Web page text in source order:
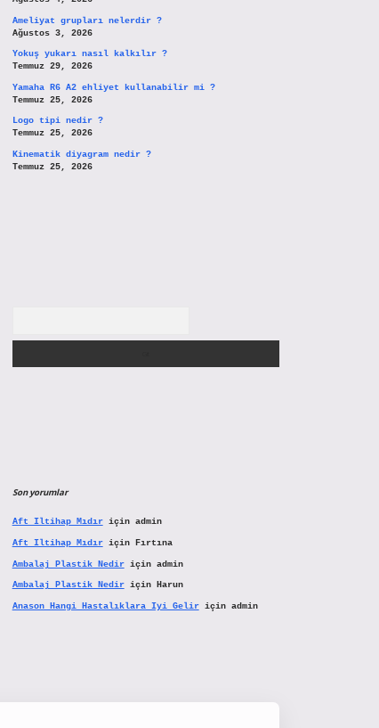
Ameliyat grupları nelerdir ?
Ağustos 3, 2026
Yokuş yukarı nasıl kalkılır ?
Temmuz 29, 2026
Yamaha R6 A2 ehliyet kullanabilir mi ?
Temmuz 25, 2026
Logo tipi nedir ?
Temmuz 25, 2026
Kinematik diyagram nedir ?
Temmuz 25, 2026
Son yorumlar
Aft Iltihap Mıdıriçin admin
Aft Iltihap Mıdıriçin Fırtına
Ambalaj Plastik Nediriçin admin
Ambalaj Plastik Nediriçin Harun
Anason Hangi Hastalıklara Iyi Geliriçin admin